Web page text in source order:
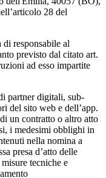
28 del
responsabile al
previsto dal citato art.
ad esso impartite
partner digitali, sub-
del sito web e dell’app.
un contratto o altro atto
i medesimi obblighi in
nella nomina a
presa d’atto delle
tecniche e